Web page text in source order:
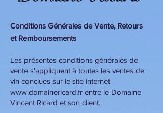
Conditions Générales de Vente, Retours
et Remboursements
Les présentes conditions générales de
vente s'appliquent à toutes les ventes de
vin conclues sur le site internet
www.domainericard.fr entre le Domaine
Vincent Ricard et son client.